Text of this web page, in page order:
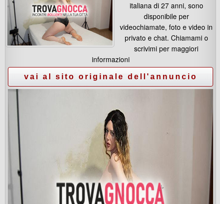
italiana di 27 anni, sono
disponibile per
videochiamate, foto e video in
privato e chat. Chiamami o
scrivimi per maggiori
informazioni